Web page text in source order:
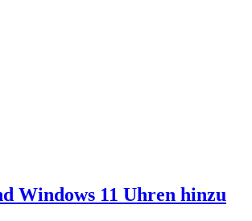
Windows 11 Uhren hinzu